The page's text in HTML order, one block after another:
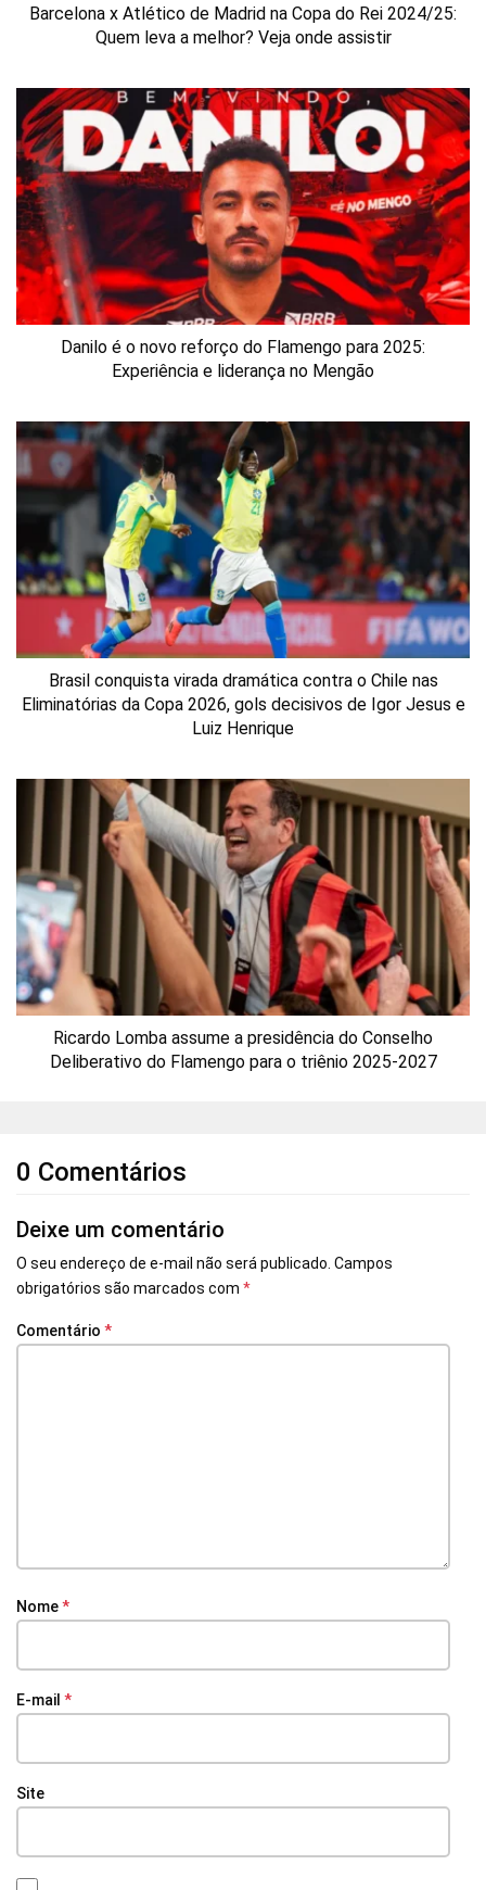
Barcelona x Atlético de Madrid na Copa do Rei 2024/25:
Quem leva a melhor? Veja onde assistir
Danilo é o novo reforço do Flamengo para 2025:
Experiência e liderança no Mengão
Brasil conquista virada dramática contra o Chile nas
Eliminatórias da Copa 2026, gols decisivos de Igor Jesus e
Luiz Henrique
Ricardo Lomba assume a presidência do Conselho
Deliberativo do Flamengo para o triênio 2025-2027
0 Comentários
Deixe um comentário
O seu endereço de e-mail não será publicado. Campos
obrigatórios são marcados com *
Comentário *
Nome*
E-mail *
Site